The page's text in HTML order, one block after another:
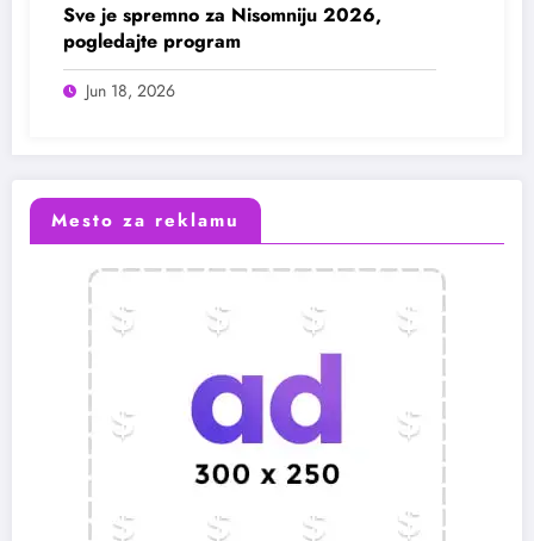
Sve je spremno za Nisomniju 2026,
pogledajte program
Jun 18, 2026
Mesto za reklamu